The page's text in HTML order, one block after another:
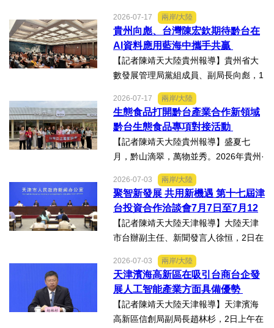
貴州·臺灣經貿交流合作懇談會、黔台特
色產業助力鄉村振興對接會的臺灣嘉賓
組團，7月15日，到興仁市實地考察，深
入調研興仁薏仁米...
2026-07-17 兩岸/大陸
貴州向彪、台灣陳宏欽期待黔台在
AI資料應用藍海中攜手共贏
【記者陳靖天大陸貴州報導】貴州省大
數發展管理局黨組成員、副局長向彪，1
4日，在2026年貴州・臺灣經貿交流合
作懇談會黔台大數據與人工智能產業對
接會上表示，召開黔台大數據與人工智
能產業對接會，旨在搭建兩...
2026-07-17 兩岸/大陸
生態食品打開黔台產業合作新領域
黔台生態食品專項對接活動
【記者陳靖天大陸貴州報導】盛夏七
月，黔山滴翠，萬物並秀。2026年貴州·
臺灣經貿交流合作懇談會「黔台生態食
品專項對接活動」於7月13日至16日舉
行。近30名台商代表跨海而來，踏訪貴
州生態食品產業一線，...
2026-07-03 兩岸/大陸
聚智新發展 共用新機遇 第十七屆津
台投資合作洽談會7月7日至7月12
日在天津舉辦
【記者陳靖天大陸天津報導】大陸天津
市台辦副主任、新聞發言人徐恒，2日在
第十七屆津台投資合作洽談會新聞發佈
會上表示，津台投資合作洽談會，從200
8年至今已成功舉辦16屆，津台會已成為
兩岸重要的經貿交流合...
2026-07-03 兩岸/大陸
天津濱海高新區在吸引台商台企發
展人工智能產業方面具備優勢
【記者陳靖天大陸天津報導】天津濱海
高新區信創局副局長趙林杉，2日上午在